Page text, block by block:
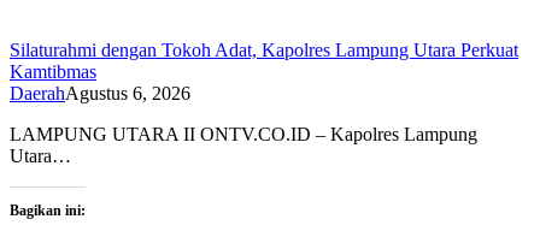
Silaturahmi dengan Tokoh Adat, Kapolres Lampung Utara Perkuat
Kamtibmas
DaerahAgustus 6, 2026
LAMPUNG UTARA II ONTV.CO.ID – Kapolres Lampung
Utara…
Bagikan ini: